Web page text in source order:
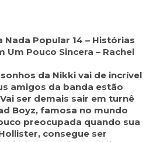
Nada Popular 14 – Histórias
Um Pouco Sincera – Rachel
da Nikki vai de incrível
amigos da banda estão
ser demais sair em turnê
Boyz, famosa no mundo
preocupada quando sua
consegue ser